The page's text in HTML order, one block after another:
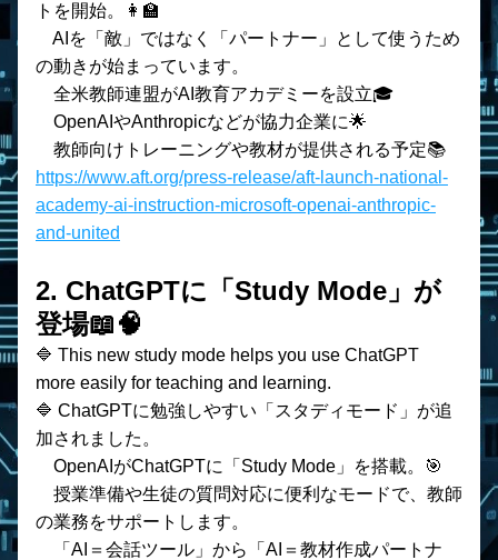
トを開始。👩‍🏫
AIを「敵」ではなく「パートナー」として使うため
の動きが始まっています。
    全米教師連盟がAI教育アカデミーを設立🎓
    OpenAIやAnthropicなどが協力企業に🌟
    教師向けトレーニングや教材が提供される予定📚
https://www.aft.org/press-release/aft-launch-national-
academy-ai-instruction-microsoft-openai-anthropic-
and-united
2. ChatGPTに「Study Mode」が
登場📖🧠
🔷 This new study mode helps you use ChatGPT
more easily for teaching and learning.
🔷 ChatGPTに勉強しやすい「スタディモード」が追
加されました。
OpenAIがChatGPTに「Study Mode」を搭載。🎯
授業準備や生徒の質問対応に便利なモードで、教師
の業務をサポートします。
「AI＝会話ツール」から「AI＝教材作成パートナ